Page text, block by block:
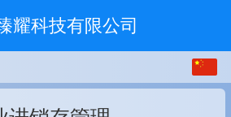
耀科技有限公司